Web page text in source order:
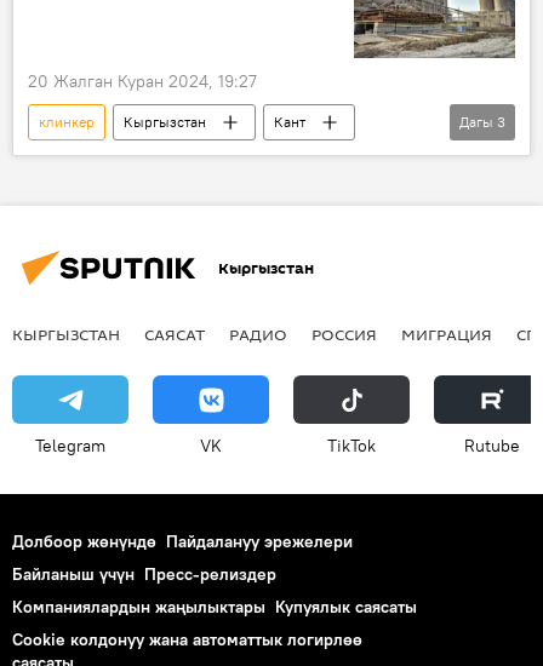
20 Жалган Куран 2024, 19:27
клинкер Кыргызстан
Кант
цемент заводу
курулуш чыгаруу
Дагы 3
Кыргызстан
КЫРГЫЗСТАН САЯСАТ РАДИО РОССИЯ МИГРАЦИЯ
Telegram VK ТikТоk Rutube
Долбоор жөнүндө Пайдалануу эрежелери
Байланыш үчүн Пресс-релиздер
Компаниялардын жаңылыктары Купуялык саясаты
Cookie колдонуу жана автоматтык логирлөө